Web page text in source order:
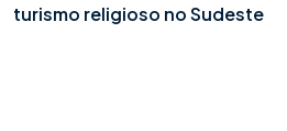
turismo religioso no Sudeste